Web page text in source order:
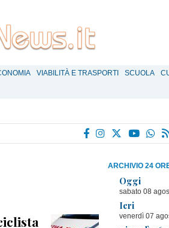
VIABILITÀ E TRASPORTI SCUOLA
ARCHIVIO 24
Oggi
sabato 08
Ieri
venerdì 07